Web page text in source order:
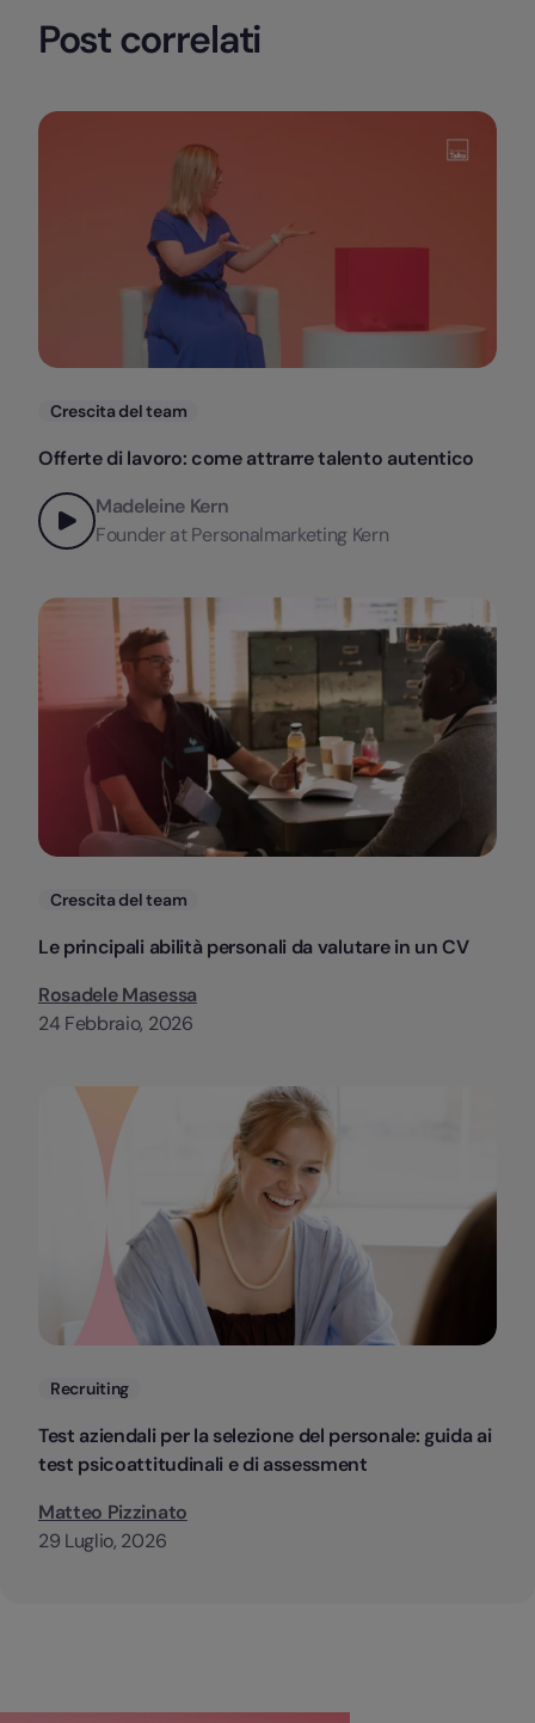
Post correlati
Categorie
Crescita del team
Offerte di lavoro: come attrarre talento autentico
Madeleine Kern
Founder at Personalmarketing Kern
Categorie
Crescita del team
Le principali abilità personali da valutare in un CV
Rosadele Masessa
24 Febbraio, 2026
Categorie
Recruiting
Test aziendali per la selezione del personale: guida ai
test psicoattitudinali e di assessment
Matteo Pizzinato
29 Luglio, 2026